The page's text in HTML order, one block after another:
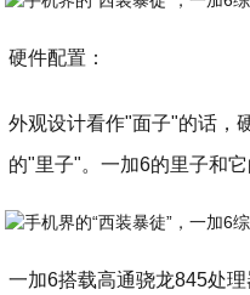
硬件配置：
外观设计看作"面子"的话，
的"里子"。一加6的里子和
一加6搭载高通骁龙845处